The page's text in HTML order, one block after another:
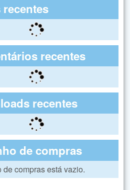
recentes
recentes
de compras
de compras está vazio.